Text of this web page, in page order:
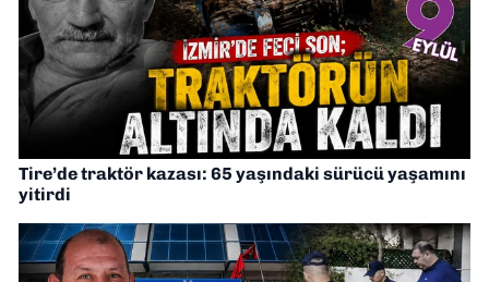
Tire’de traktör kazası: 65 yaşındaki sürücü yaşamını
yitirdi